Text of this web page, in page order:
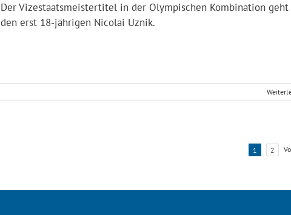
Der Vizestaatsmeistertitel in der Olympischen Kombination geht
den erst 18-jährigen Nicolai Uznik.
1 2